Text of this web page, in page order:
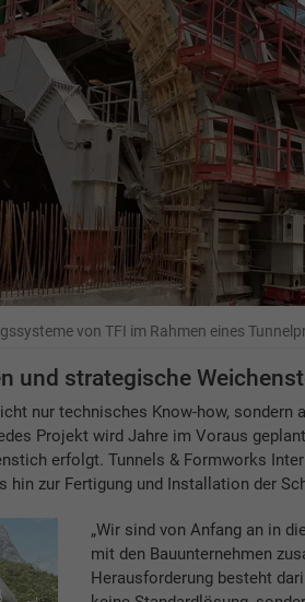
von TFI im Rahmen eines
und strategische
nur technisches Know-how, sondern
Projekt wird Jahre im Voraus
erfolgt. Tunnels & Formworks
hin zur Fertigung und Installation der
„Wir sind von Anfang an in
mit den Bauunternehmen
Herausforderung besteht